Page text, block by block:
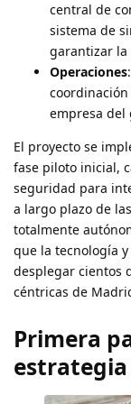
central de
sistema de
garantizar la
Operaciones
empresa del
El proyecto se
fase piloto inicial,
seguridad para
a largo plazo de
totalmente
que la tecnología
desplegar cientos
céntricas de
Primera